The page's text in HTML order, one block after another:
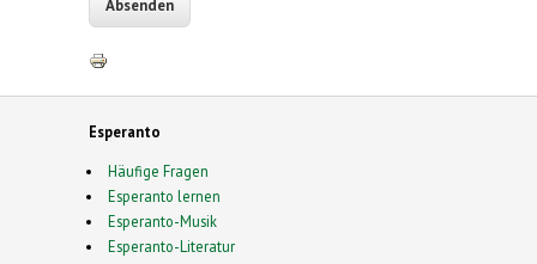
Esperanto
Häufige Fragen
Esperanto lernen
Esperanto-Musik
Esperanto-Literatur